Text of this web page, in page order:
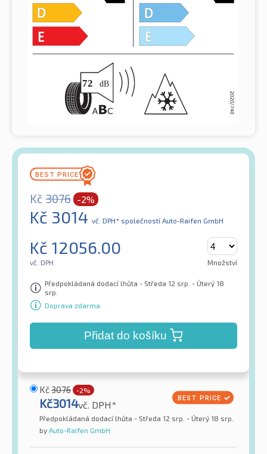
Kč 3076 -2%
Kč 3014 vč. DPH* společností Auto-Raifen GmbH
Kč 12056.00
vč. DPH Množství
Předpokládaná dodací lhůta - Středa 12 srp. - Úterý 18
srp.
Doprava zdarma
Přidat do košíku
Kč3076 -2%
Kč3014vč. DPH*
Předpokládaná dodací lhůta - Středa 12 srp. - Úterý 18 srp.
by Auto-Raifen GmbH